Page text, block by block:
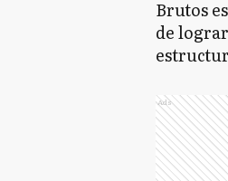
Brutos
de
Ads